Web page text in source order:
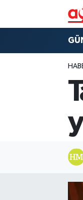
Nöbetçi
Hava Durumu
Aydin Namaz
Trafik
Tüm Manşetler
Son Dakika